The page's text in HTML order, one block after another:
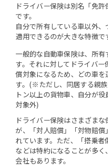
ドライバー保険は別名「免
です。
自分で所有している車以外
適用できるのが大きな特徴で
一般的な自動車保険は、所
す。それに対してドライバ
償対象になるため、どの車を
す。(※ただし、同居する親
トン以上の貨物車、自分が
対象外)
ドライバー保険はさまざま
が、「対人賠償」「対物賠
れています。ただ、「搭乗者
などは特約になることが多
会社もあります。